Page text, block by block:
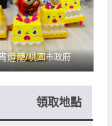
燈籠/桃園市政府
領取地點